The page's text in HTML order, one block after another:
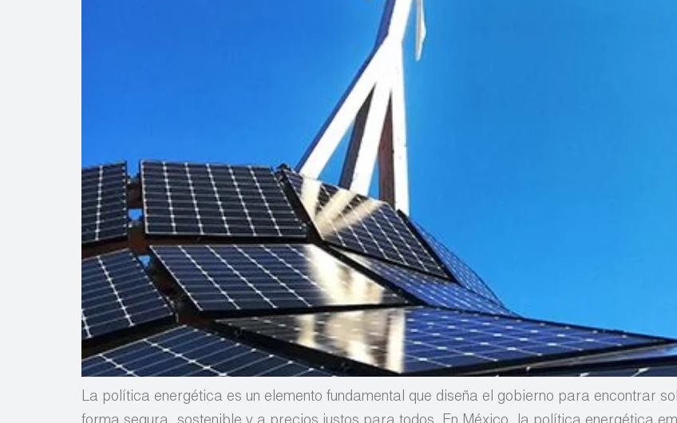
La política energética es un elemento fundamental que diseña el gobierno para encontrar